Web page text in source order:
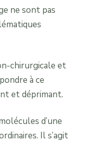
ne sont pas
chirurgicale et
à ce
et déprimant.
d’une
Il s’agit